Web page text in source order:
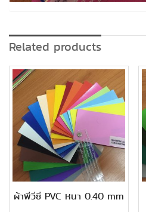
Related products
ผ้าพีวีซี PVC หนา 0.40 mm